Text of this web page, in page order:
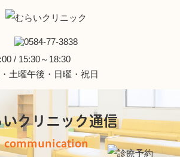
/ 15:30～18:30
土曜午後・日曜・祝日
クリニック通信
communication